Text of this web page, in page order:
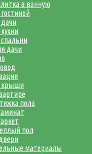
в ванную
дачи
крыши
пола
пол
материалы